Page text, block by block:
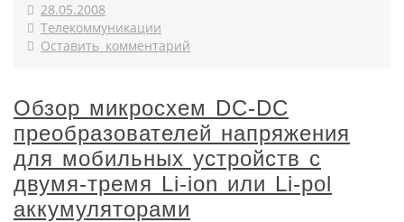
28.05.2008
Телекоммуникации
Оставить комментарий
Обзор микросхем DC-DC
преобразователей напряжения
для мобильных устройств с
двумя-тремя Li-ion или Li-pol
аккумуляторами